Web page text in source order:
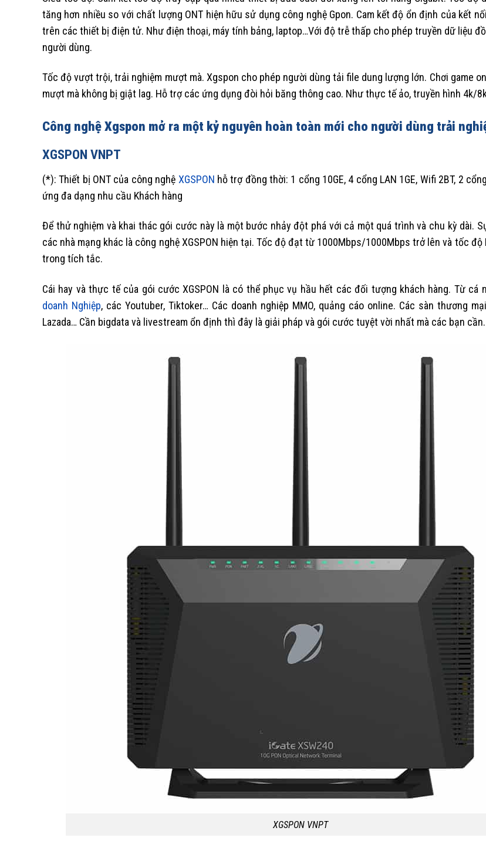
tăng hơn nhiều so với chất lượng ONT hiện hữu sử dụng công nghệ Gpon. Cam kết độ ổn định của kết
trên các thiết bị điện tử. Như điện thoại, máy tính bảng, laptop…Với độ trễ thấp cho phép truyền dữ liệu
người dùng.
Tốc độ vượt trội, trải nghiệm mượt mà. Xgspon cho phép người dùng tải file dung lượng lớn. Chơi game
mượt mà không bị giật lag. Hỗ trợ các ứng dụng đòi hỏi băng thông cao. Như thực tế ảo, truyền hình 4k/
Công nghệ Xgspon mở ra một kỷ nguyên hoàn toàn mới cho người dùng trải
XGSPON VNPT
(*): Thiết bị ONT của công nghệ XGSPON hỗ trợ đồng thời: 1 cổng 10GE, 4 cổng LAN 1GE, Wifi 2BT, 2
ứng đa dạng nhu cầu Khách hàng
Để thử nghiệm và khai thác gói cước này là một bước nhảy đột phá với cả một quá trình và chu kỳ dài.
các nhà mạng khác là công nghệ XGSPON hiện tại. Tốc độ đạt từ 1000Mbps/1000Mbps trở lên và tốc
trong tích tắc.
Cái hay và thực tế của gói cước XGSPON là có thể phục vụ hầu hết các đối tượng khách hàng. Từ cá
doanh Nghiệp, các Youtuber, Tiktoker… Các doanh nghiệp MMO, quảng cáo online. Các sàn thương
Lazada… Cần bigdata và livestream ổn định thì đây là giải pháp và gói cước tuyệt vời nhất mà các bạn cần.
XGSPON VNPT